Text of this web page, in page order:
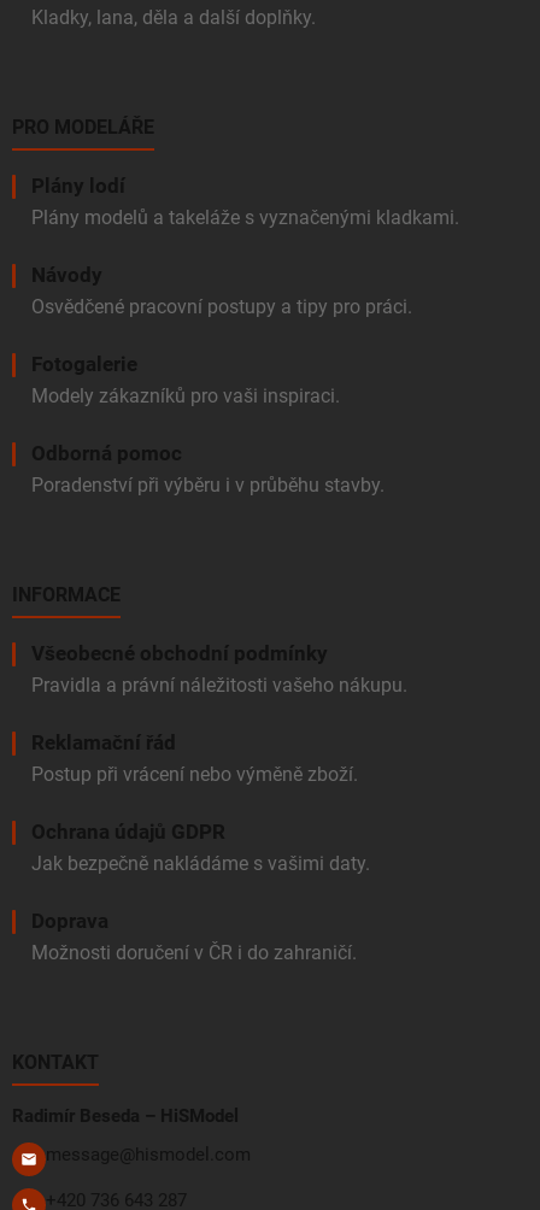
Kladky, lana, děla a další doplňky.
PRO MODELÁŘE
Plány lodí
Plány modelů a takeláže s vyznačenými kladkami.
Návody
Osvědčené pracovní postupy a tipy pro práci.
Fotogalerie
Modely zákazníků pro vaši inspiraci.
Odborná pomoc
Poradenství při výběru i v průběhu stavby.
INFORMACE
Všeobecné obchodní podmínky
Pravidla a právní náležitosti vašeho nákupu.
Reklamační řád
Postup při vrácení nebo výměně zboží.
Ochrana údajů GDPR
Jak bezpečně nakládáme s vašimi daty.
Doprava
Možnosti doručení v ČR i do zahraničí.
KONTAKT
Radimír Beseda – HiSModel
message@hismodel.com
+420 736 643 287